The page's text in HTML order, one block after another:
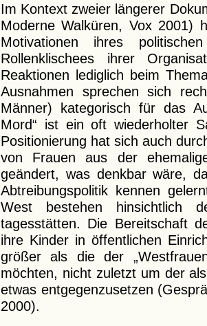
Im Kontext zweier längerer
Moderne Walküren, Vox 2001)
Motivationen ihres
Rollenklischees ihrer
Reaktionen lediglich beim
Ausnahmen sprechen sich
Männer) kategorisch für das
Mord“ ist ein oft wiederholter
Positionierung hat sich auch
von Frauen aus der
geändert, was denkbar wäre,
Abtreibungspolitik kennen
West bestehen hinsichtlich
tagesstätten. Die Bereitschaft
ihre Kinder in öffentlichen
größer als die der
möchten, nicht zuletzt um der
etwas entgegenzusetzen
2000).